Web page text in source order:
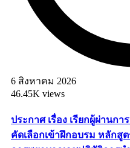
6 สิงหาคม 2026
46.45K views
ประกาศ เรื่อง เรียกผู้ผ่านก
คัดเลือกเข้าฝึกอบรม หลักสู